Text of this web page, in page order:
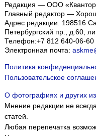
Редакция — ООО
Главный редактор —
Адрес редакции: 198516
Петербургский пр., д.60,
Телефон:+7 812 640-06-60
Электронная почта:
Политика
Пользовательское
О фотографиях и других
Мнение редакции не
статей.
Любая перепечатка